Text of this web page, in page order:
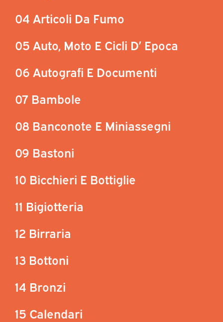
04 Articoli Da Fumo
05 Auto, Moto E Cicli D’ Epoca
06 Autografi E Documenti
07 Bambole
08 Banconote E Miniassegni
09 Bastoni
10 Bicchieri E Bottiglie
11 Bigiotteria
12 Birraria
13 Bottoni
14 Bronzi
15 Calendari